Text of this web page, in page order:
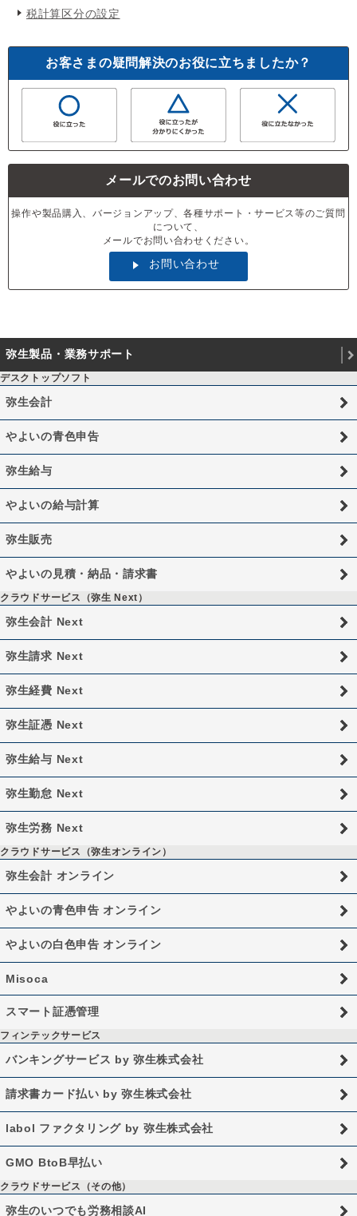
税計算区分の設定
お客さまの疑問解決のお役に立ちましたか？
メールでのお問い合わせ
操作や製品購入、バージョンアップ、各種サポート・サービス等のご質問
について、
メールでお問い合わせください。
お問い合わせ
弥生製品・業務サポート
デスクトップソフト
弥生会計
やよいの青色申告
弥生給与
やよいの給与計算
弥生販売
やよいの見積・納品・請求書
クラウドサービス（弥生 Next）
弥生会計 Next
弥生請求 Next
弥生経費 Next
弥生証憑 Next
弥生給与 Next
弥生勤怠 Next
弥生労務 Next
クラウドサービス（弥生オンライン）
弥生会計 オンライン
やよいの青色申告 オンライン
やよいの白色申告 オンライン
Misoca
スマート証憑管理
フィンテックサービス
バンキングサービス by 弥生株式会社
請求書カード払い by 弥生株式会社
labol ファクタリング by 弥生株式会社
GMO BtoB早払い
クラウドサービス（その他）
弥生のいつでも労務相談AI